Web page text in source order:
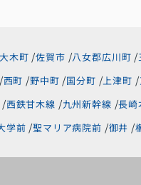
木町 佐賀市 八女郡広川町
西町 野中町 国分町 上津町
西鉄甘木線 九州新幹線 長崎
学前 聖マリア病院前 御井